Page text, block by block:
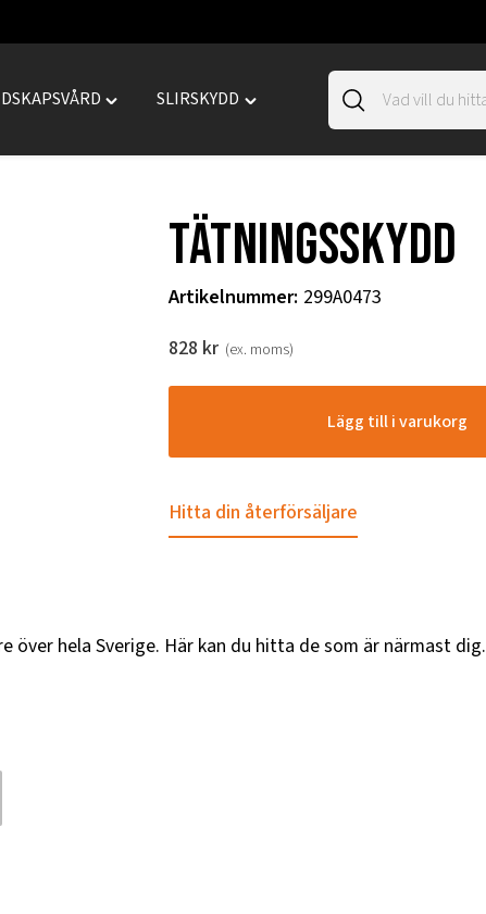
Toggle
SLIRSKYDD
Toggle
Tätningsskydd
Artikelnummer: 299A0473
828 kr (ex. moms)
Lägg till i varukorg
Hitta din återförsäljare
hela Sverige. Här kan du hitta de som är närmast dig.